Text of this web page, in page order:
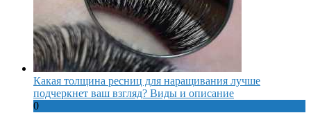
Какая толщина ресниц для наращивания лучше
подчеркнет ваш взгляд? Виды и описание
0